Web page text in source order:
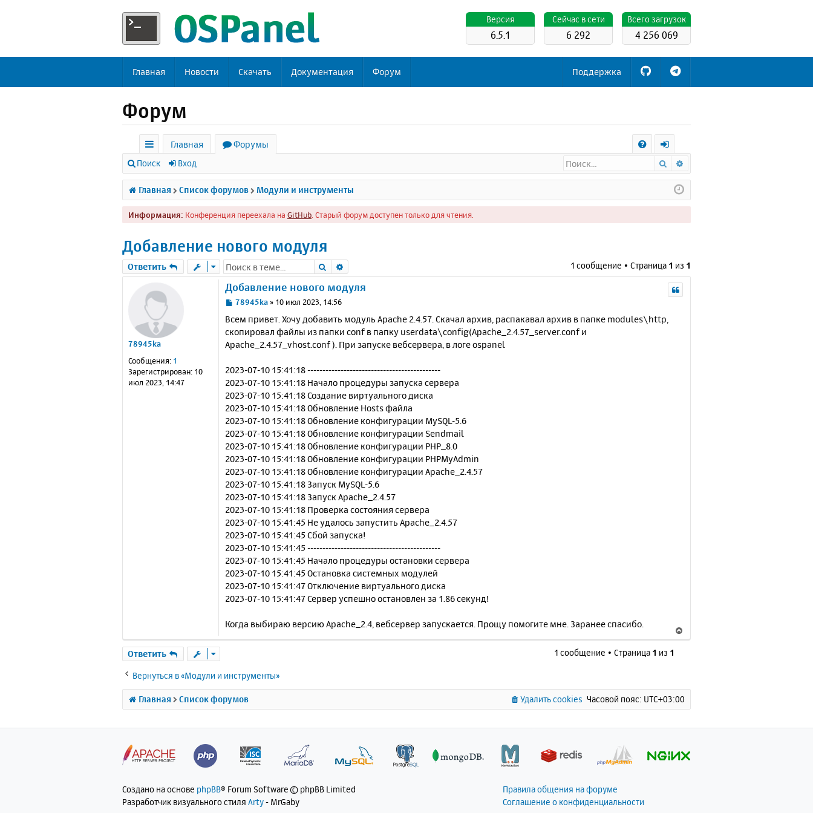
Всего загрузок
4 256 069
Cейчас в сети
6 292
Версия
6.5.1
Главная Новости Скачать Документация Форум Поддержка
Форум
с
ы
л
к
и
Главная
Форумы
Q
х
о
д
Поиск Вход Поиск
Главная Список форумов Модули и инструменты
Информация: Конференция переехала на GitHub . Старый форум доступен только для чтения.
Добавление нового модуля
Ответить Поиск 1 сообщение • Страница 1 из 1
78945ka
Сообщения: 1
Зарегистрирован: 10
июл 2023, 14:47
Добавление нового модуля
С
о
б
щ
н
е
78945ka » 10 июл 2023, 14:56
Всем привет. Хочу добавить модуль Apache 2.4.57. Скачал архив, распакавал архив в папке modules\http,
скопировал файлы из папки conf в папку userdata\config(Apache_2.4.57_server.conf и
Apache_2.4.57_vhost.conf ). При запуске вебсервера, в логе ospanel
2023-07-10 15:41:18 --------------------------------------------
2023-07-10 15:41:18 Начало процедуры запуска сервера
2023-07-10 15:41:18 Создание виртуального диска
2023-07-10 15:41:18 Обновление Hosts файла
2023-07-10 15:41:18 Обновление конфигурации MySQL-5.6
2023-07-10 15:41:18 Обновление конфигурации Sendmail
2023-07-10 15:41:18 Обновление конфигурации PHP_8.0
2023-07-10 15:41:18 Обновление конфигурации PHPMyAdmin
2023-07-10 15:41:18 Обновление конфигурации Apache_2.4.57
2023-07-10 15:41:18 Запуск MySQL-5.6
2023-07-10 15:41:18 Запуск Apache_2.4.57
2023-07-10 15:41:18 Проверка состояния сервера
2023-07-10 15:41:45 Не удалось запустить Apache_2.4.57
2023-07-10 15:41:45 Сбой запуска!
2023-07-10 15:41:45 --------------------------------------------
2023-07-10 15:41:45 Начало процедуры остановки сервера
2023-07-10 15:41:45 Остановка системных модулей
2023-07-10 15:41:47 Отключение виртуального диска
2023-07-10 15:41:47 Сервер успешно остановлен за 1.86 секунд!
Когда выбираю версию Apache_2.4, вебсервер запускается. Прощу помогите мне. Заранее спасибо.
е
т
с
а
Ответить 1 сообщение • Страница 1 из 1
Вернуться в «Модули и инструменты»
Главная Список форумов Часовой пояс: UTC+03:00
Удалить cookies
Создано на основе phpBB® Forum Software © phpBB Limited
Разработчик визуального стиля Arty- MrGaby
Правила общения на форуме
Соглашение о конфиденциальности